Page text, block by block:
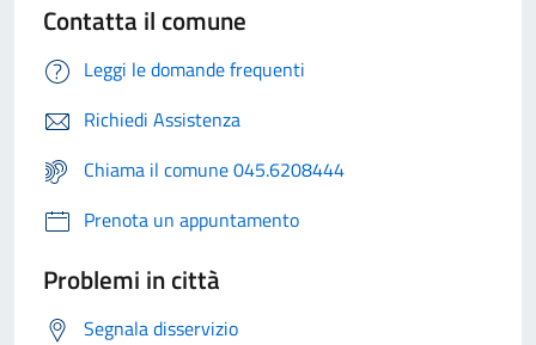
Contatta il comune
Leggi le domande frequenti
Richiedi Assistenza
Chiama il comune 045.6208444
Prenota un appuntamento
Problemi in città
Segnala disservizio